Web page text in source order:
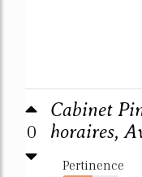
0
Cabinet
horaires,
Pertinence